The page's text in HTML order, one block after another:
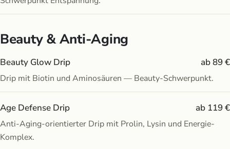
Beauty & Anti-Aging
Beauty Glow Drip ab 89 €
Drip mit Biotin und Aminosäuren — Beauty-Schwerpunkt.
Age Defense Drip ab 119 €
Anti-Aging-orientierter Drip mit Prolin, Lysin und Energie-
Komplex.